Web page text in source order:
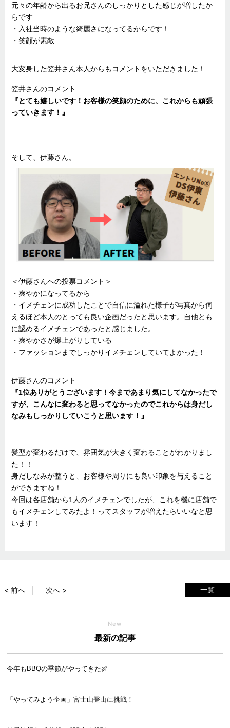
元々の年齢から出るお兄さんのしっかりとした感じが増したか
らです
・入社当時のような綺麗さになってるからです！
・笑顔が素敵
大変身した笠井さん本人からもコメントをいただきました！
笠井さんのコメント
『とても嬉しいです！お客様の笑顔のために、これからも頑張
っていきます！』
そして、伊藤さん。
＜伊藤さんへの投票コメント＞
・爽やかになってるから
・イメチェンに成功したことで自信に溢れた様子が写真から伺
えるほど本人のとっても良い企画だったと思います。自他とも
に認めるイメチェンであったと感じました。
・爽やかさが爆上がりしている
・ファッションまでしっかりイメチェンしていてよかった！
伊藤さんのコメント
『1位ありがとうございます！今まであまり気にしてなかったで
すが、こんなに変わると思ってなかったのでこれからは身だし
なみもしっかりしていこうと思います！』
髪型が変わるだけで、雰囲気が大きく変わることがわかりまし
た！！
身だしなみが整うと、お客様や周りにも良い印象を与えること
ができますね！
今回は各店舗から1人のイメチェンでしたが、これを機に店舗で
もイメチェンしてみたよ！ってスタッフが増えたらいいなと思
います！
一覧
< 前へ 次へ >
New
最新の記事
今年もBBQの季節がやってきた🍖
「やってみよう企画」富士山登山に挑戦！